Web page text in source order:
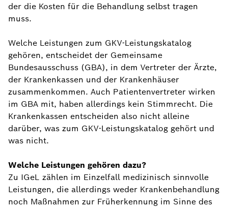
der die Kosten für die Behandlung selbst tragen
muss.
Welche Leistungen zum GKV-Leistungskatalog
gehören, entscheidet der Gemeinsame
Bundesausschuss (GBA), in dem Vertreter der Ärzte,
der Krankenkassen und der Krankenhäuser
zusammenkommen. Auch Patientenvertreter wirken
im GBA mit, haben allerdings kein Stimmrecht. Die
Krankenkassen entscheiden also nicht alleine
darüber, was zum GKV-Leistungskatalog gehört und
was nicht.
Welche Leistungen gehören dazu?
Zu IGeL zählen im Einzelfall medizinisch sinnvolle
Leistungen, die allerdings weder Krankenbehandlung
noch Maßnahmen zur Früherkennung im Sinne des